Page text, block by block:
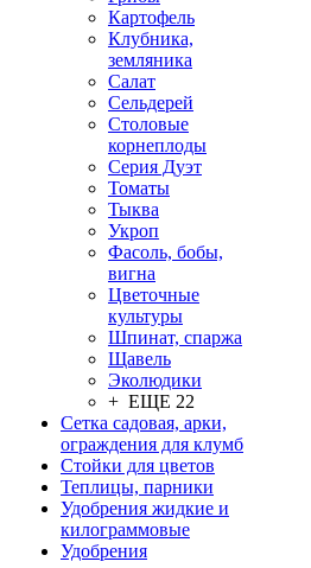
Картофель
Клубника,
земляника
Салат
Сельдерей
Столовые
корнеплоды
Серия Дуэт
Томаты
Тыква
Укроп
Фасоль, бобы,
вигна
Цветочные
культуры
Шпинат, спаржа
Щавель
Эколюдики
+ ЕЩЕ 22
Сетка садовая, арки,
ограждения для клумб
Стойки для цветов
Теплицы, парники
Удобрения жидкие и
килограммовые
Удобрения